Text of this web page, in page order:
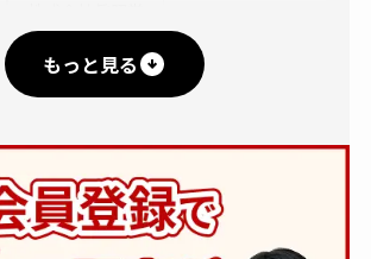
祭互助センター 合掌堂
岩国中央典礼会館
エヌピーオー互助会
もっと見る